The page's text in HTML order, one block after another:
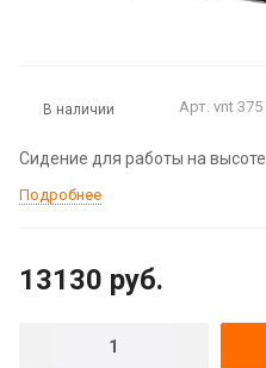
В наличии Арт. vnt 375
Сидение для работы на высоте.
Подробнее
13130 руб.